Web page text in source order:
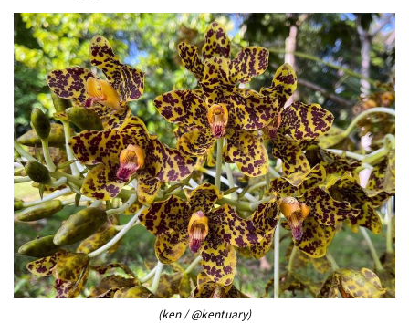
(ken / @kentuary)